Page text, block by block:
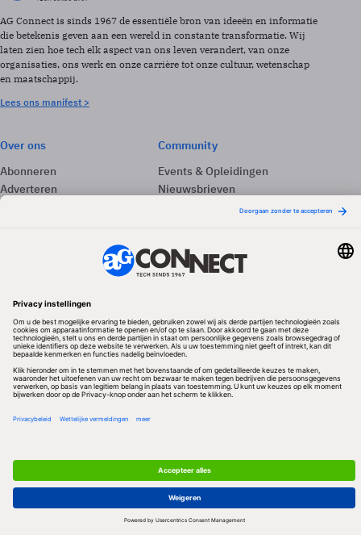
AG Connect is sinds 1967 de essentiële bron van ideeën en informatie
die betekenis geven aan een wereld in constante transformatie. Wij
laten zien hoe tech elk aspect van ons leven verandert, van onze
organisaties, ons werk en onze carrière tot onze cultuur, wetenschap
en maatschappij.
Lees ons manifest >
Over ons
Abonneren
Adverteren
Community
Events & Opleidingen
Nieuwsbrieven
Redactionele partner
Privacy & Cookies